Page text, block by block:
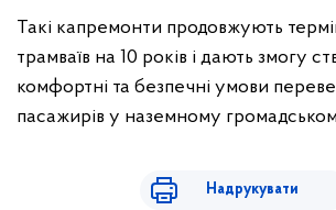
Такі капремонти продовжують
трамваїв на 10 років і дають змогу
комфортні та безпечні умови
пасажирів у наземному
Надрукувати